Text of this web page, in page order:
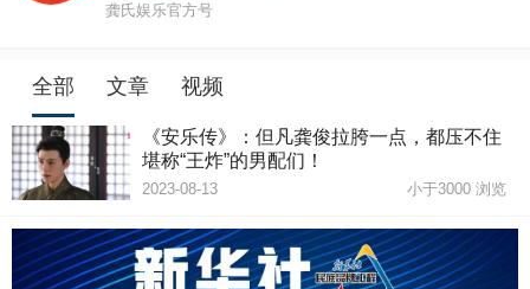
龚氏娱乐官方号
全部 文章 视频
《安乐传》：但凡龚俊拉胯一点，都压不住
堪称“王炸”的男配们！
2023-08-13 小于3000 浏览